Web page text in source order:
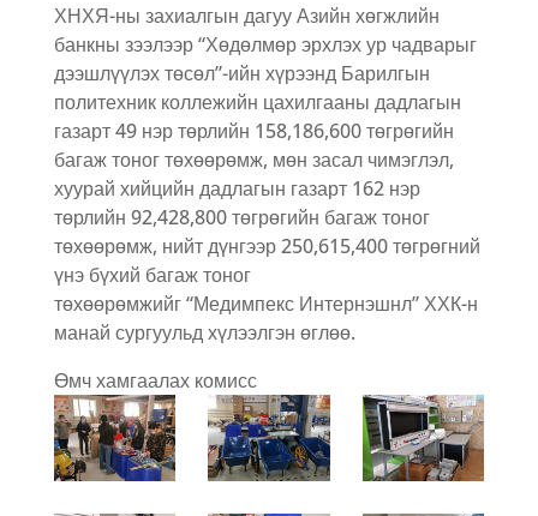
ХНХЯ-ны захиалгын дагуу Азийн хөгжлийн
банкны зээлээр “Хөдөлмөр эрхлэх ур чадварыг
дээшлүүлэх төсөл”-ийн хүрээнд Барилгын
политехник коллежийн цахилгааны дадлагын
газарт 49 нэр төрлийн 158,186,600 төгрөгийн
багаж тоног төхөөрөмж, мөн засал чимэглэл,
хуурай хийцийн дадлагын газарт 162 нэр
төрлийн 92,428,800 төгрөгийн багаж тоног
төхөөрөмж, нийт дүнгээр 250,615,400 төгрөгний
үнэ бүхий багаж тоног
төхөөрөмжийг “Медимпекс Интернэшнл” ХХК-н
манай сургуульд хүлээлгэн өглөө.
Өмч хамгаалах комисс